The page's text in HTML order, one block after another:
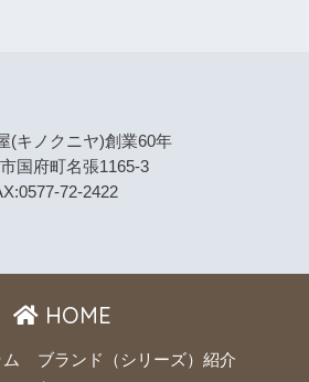
(キノクニヤ)創業60年
国府町名張1165-3
72-2422
HOME
ブランド（シリーズ）紹介